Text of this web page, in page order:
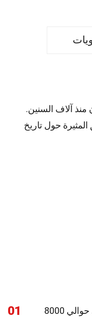
منذ آلاف السنين.
حول تاريخ
01
أقدم قارب معروف يعود تاريخه إلى حوالي 8000